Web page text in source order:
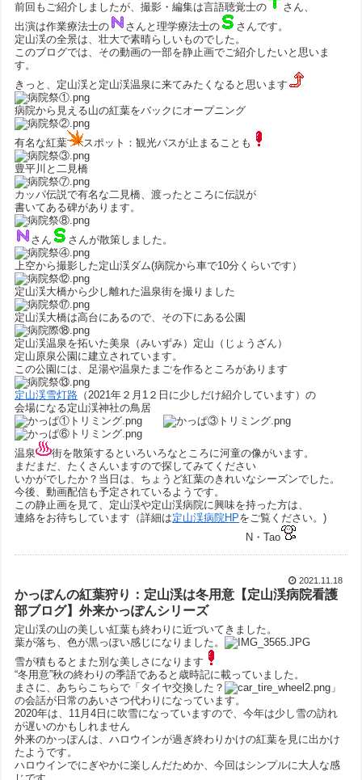
前回もご紹介しましたが、撮影・編集は言語聴覚士の
さん、
出演は作業療法士の
さんと理学療法士の
さんです。
定山渓の全景は、壮大で素晴らしいものでした。
このブログでは、その動画の一部を静止画でご紹介したいと思いま
す。
きっと、定山渓と定山渓温泉に来てみたくなると思います
病院から見える山の紅葉をバックにオープニング
有名な紅葉 スポット：観光バスが止まることも
豊平川と二見橋
カッパ伝説で有名な二見橋、渡ったところに伝説が
書いてある碑があります。
さん さんが散策しました。
上空から撮影した定山渓ダム(病院から車で10分くらいです）
定山渓大橋から少し離れた温泉街を撮りました
定山渓大橋は高台にあるので、その下にある公園
定山渓温泉を拓いた美泉（みいずみ）定山（じょうざん）
定山原泉公園に建立されています。
この公園には、足湯や温泉たまごを作るところがあります
定山渓雪灯路 （2021年２月1２日に少しだけ紹介しています）の
会場になる定山渓神社の鳥居
温泉
街を散策するといろいろなところに河童の像がいます。
まだまだ、たくさんいますので探してみてください
いかがでしたか？当日は、ちょうど紅葉のきれいなシーズンでした。
今後、動画配信も予定されているようです。
この静止画を見て、定山渓や定山渓病院に興味を持った方は、
連絡をお待ちしています（詳細は定山渓病院HPをご覧ください。)
N・Tao
2021.11.18
かっぽんの紅葉狩り：定山渓は冬用意【定山渓病院看護
部ブログ】外来かっぽんシリーズ
定山渓の山の美しい紅葉も終わりに近づいてきました。
葉が落ち、色が黒っぽい感じになりました。
雪が積もるとまた別な美しさになります
“冬用意”秋の終わりの季語であると歳時記に載っていました。
まさに、あちらこちらで「タイヤ交換した？
」
の会話が日常のあいさつ代わりになっています。
2020年は、11月4日に吹雪になっていますので、今年は少し雪の訪れ
が遅いのかもしれません
外来のかっぽんは、ハロウインが過ぎ終わりかけの紅葉を見に出かけ
たようです。
ハロウインでにぎやかに楽しんだためか、今回はシンプルに大人な感